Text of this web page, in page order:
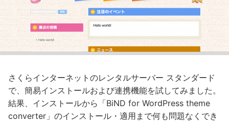
さくらインターネットのレンタルサーバー スタンダード
で、簡易インストールおよび連携機能を試してみました。
結果、インストールから「BiND for WordPress theme
converter」のインストール・適用まで何も問題なくでき